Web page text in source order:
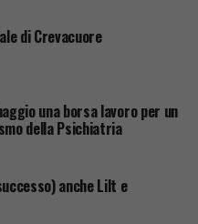
di Crevacuore
una borsa lavoro per un
della Psichiatria
anche Lilt e